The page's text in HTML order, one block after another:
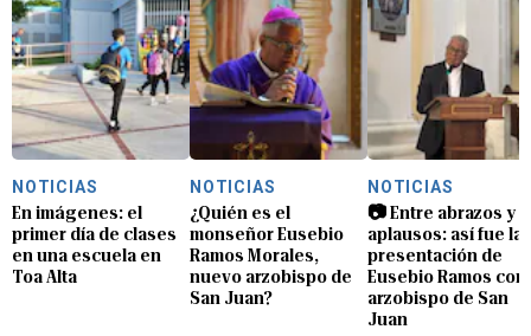
NOTICIAS
En imágenes: el
primer día de clases
en una escuela en
Toa Alta
NOTICIAS
¿Quién es el
monseñor Eusebio
Ramos Morales,
nuevo arzobispo de
San Juan?
NOTICIAS
📷 Entre abrazos y
aplausos: así fue la
presentación de
Eusebio Ramos
arzobispo de San
Juan